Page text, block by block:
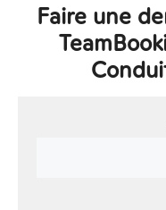
Faire une